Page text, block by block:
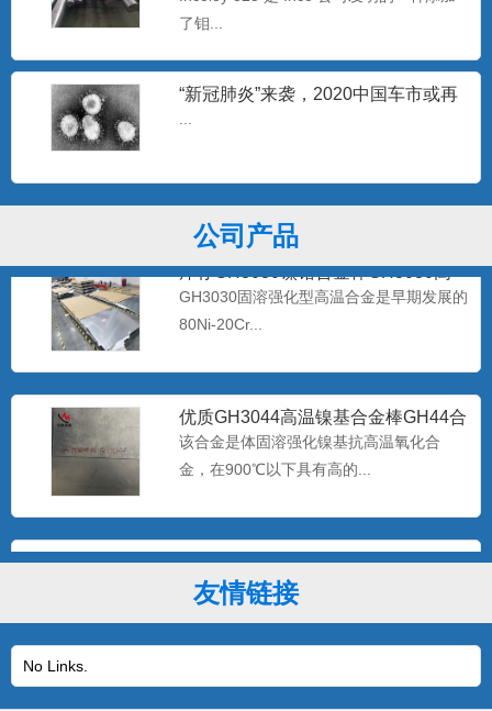
了钼...
“新冠肺炎”来袭，2020中国车市或再
公司产品
极低的硅碳含量，...
库存GH3030镍铬合金棒GH3030高
温合金带材GH30
GH3030固溶强化型高温合金是早期发展的
优质GH3044高温镍基合金棒GH44合
金板现货 gh30
该合金是体固溶强化镍基抗高温氧化合
金，在900℃以下具有高的...
专业生产批发Inconel625无缝管耐蚀
625合金在很多介质中都表现出极好的耐腐
蚀性。在氯化物介质中...
友情链接
No Links.